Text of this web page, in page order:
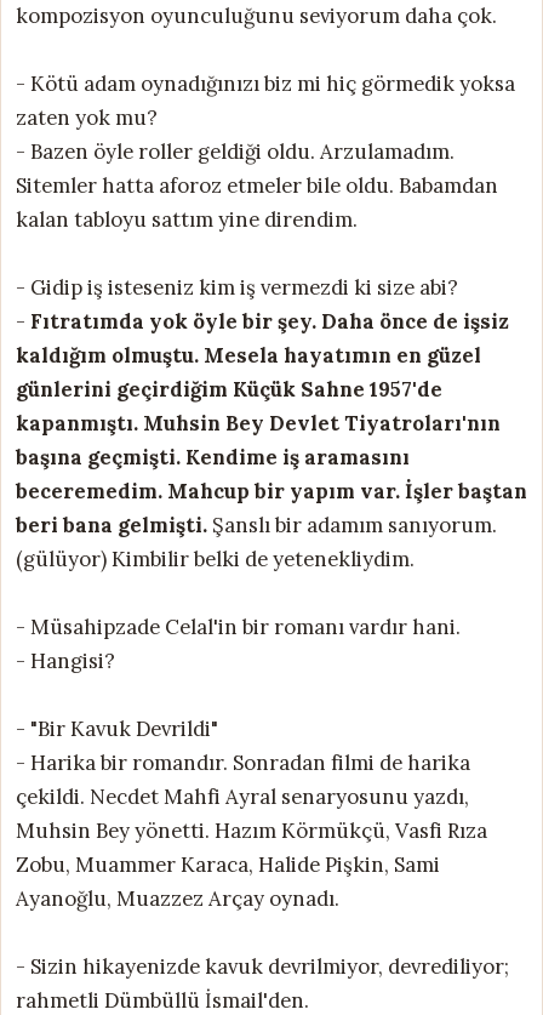
kompozisyon oyunculuğunu seviyorum daha çok.
- Kötü adam oynadığınızı biz mi hiç görmedik yoksa
zaten yok mu?
- Bazen öyle roller geldiği oldu. Arzulamadım.
Sitemler hatta aforoz etmeler bile oldu. Babamdan
kalan tabloyu sattım yine direndim.
- Gidip iş isteseniz kim iş vermezdi ki size abi?
- Fıtratımda yok öyle bir şey. Daha önce de işsiz
kaldığım olmuştu. Mesela hayatımın en güzel
günlerini geçirdiğim Küçük Sahne 1957'de
kapanmıştı. Muhsin Bey Devlet Tiyatroları'nın
başına geçmişti. Kendime iş aramasını
beceremedim. Mahcup bir yapım var. İşler baştan
beri bana gelmişti. Şanslı bir adamım sanıyorum.
(gülüyor) Kimbilir belki de yetenekliydim.
- Müsahipzade Celal'in bir romanı vardır hani.
- Hangisi?
- "Bir Kavuk Devrildi"
- Harika bir romandır. Sonradan filmi de harika
çekildi. Necdet Mahfi Ayral senaryosunu yazdı,
Muhsin Bey yönetti. Hazım Körmükçü, Vasfi Rıza
Zobu, Muammer Karaca, Halide Pişkin, Sami
Ayanoğlu, Muazzez Arçay oynadı.
- Sizin hikayenizde kavuk devrilmiyor, devrediliyor;
rahmetli Dümbüllü İsmail'den.